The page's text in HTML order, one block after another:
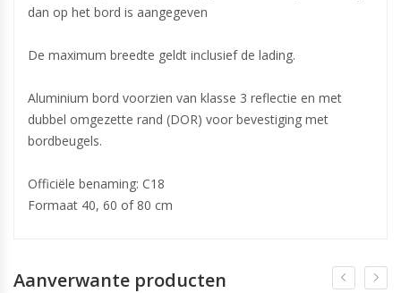
dan op het bord is aangegeven
De maximum breedte geldt inclusief de lading.
Aluminium bord voorzien van klasse 3 reflectie en met
dubbel omgezette rand (DOR) voor bevestiging met
bordbeugels.
Officiële benaming: C18
Formaat 40, 60 of 80 cm
Aanverwante producten